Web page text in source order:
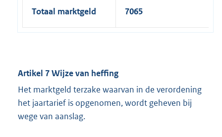
Totaal marktgeld 7065
Artikel 7 Wijze van heffing
Het marktgeld terzake waarvan in de verordening
het jaartarief is opgenomen, wordt geheven bij
wege van aanslag.